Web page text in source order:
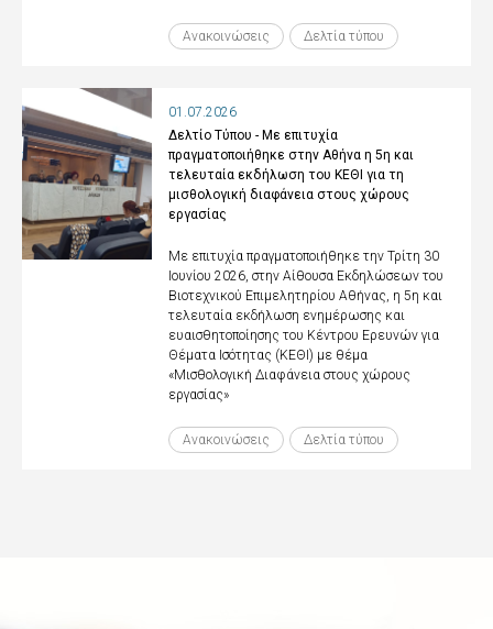
Ανακοινώσεις Δελτία τύπου
01.07.2026
Δελτίο Τύπου - Με επιτυχία
πραγματοποιήθηκε στην Αθήνα η 5η και
τελευταία εκδήλωση του ΚΕΘΙ για τη
μισθολογική διαφάνεια στους χώρους
εργασίας
Με επιτυχία πραγματοποιήθηκε την Τρίτη 30
Ιουνίου 2026, στην Αίθουσα Εκδηλώσεων του
Βιοτεχνικού Επιμελητηρίου Αθήνας, η 5η και
τελευταία εκδήλωση ενημέρωσης και
ευαισθητοποίησης του Κέντρου Ερευνών για
Θέματα Ισότητας (ΚΕΘΙ) με θέμα
«Μισθολογική Διαφάνεια στους χώρους
εργασίας»
Ανακοινώσεις Δελτία τύπου